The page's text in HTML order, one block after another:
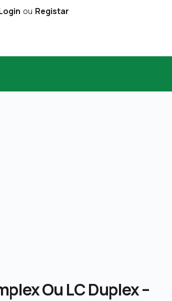
ou Registar
Ou LC Duplex –